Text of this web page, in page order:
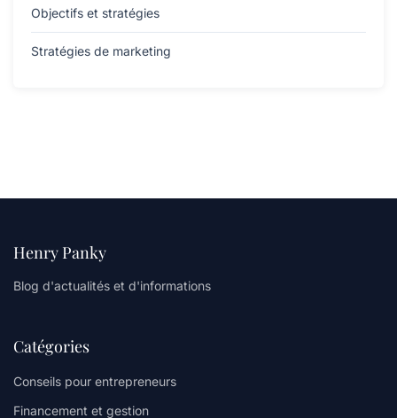
Objectifs et stratégies
Stratégies de marketing
Henry Panky
Blog d'actualités et d'informations
Catégories
Conseils pour entrepreneurs
Financement et gestion